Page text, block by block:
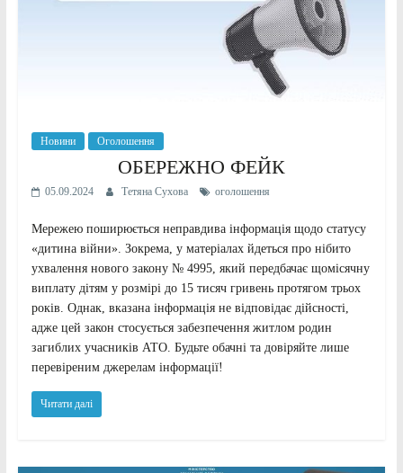
Новини Оголошення
ОБЕРЕЖНО ФЕЙК
05.09.2024 Тетяна Сухова оголошення
Мережею поширюється неправдива інформація щодо статусу
«дитина війни». Зокрема, у матеріалах йдеться про нібито
ухвалення нового закону № 4995, який передбачає щомісячну
виплату дітям у розмірі до 15 тисяч гривень протягом трьох
років. Однак, вказана інформація не відповідає дійсності,
адже цей закон стосується забезпечення житлом родин
загиблих учасників АТО. Будьте обачні та довіряйте лише
перевіреним джерелам інформації!
Читати далі